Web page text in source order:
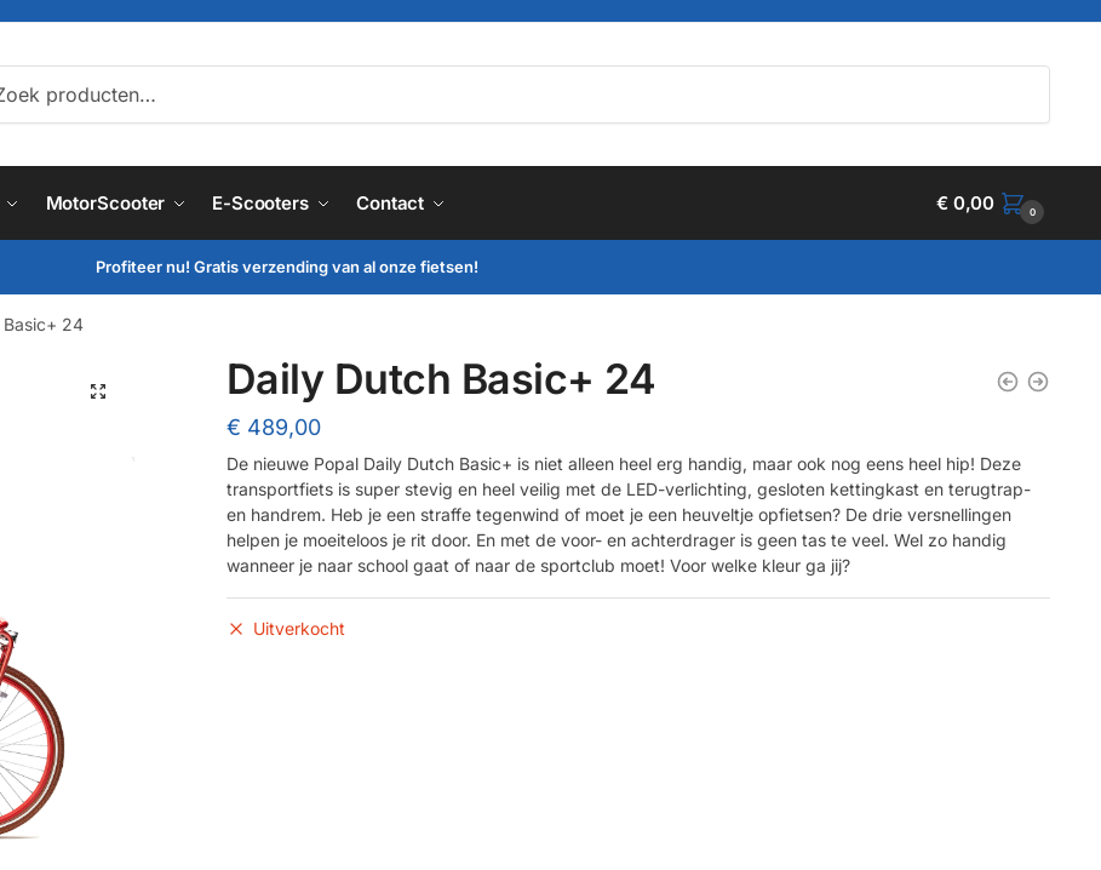
MotorScooter E-Scooters Contact €0,00 0
Profiteer nu! Gratis verzending van al onze fietsen!
Basic+ 24
🔍 Daily Dutch Basic+ 24
€ 489,00
De nieuwe Popal Daily Dutch Basic+ is niet alleen heel erg handig, maar ook nog eens heel hip! Deze
transportfiets is super stevig en heel veilig met de LED-verlichting, gesloten kettingkast en terugtrap-
en handrem. Heb je een straffe tegenwind of moet je een heuveltje opfietsen? De drie versnellingen
helpen je moeiteloos je rit door. En met de voor- en achterdrager is geen tas te veel. Wel zo handig
wanneer je naar school gaat of naar de sportclub moet! Voor welke kleur ga jij?
Uitverkocht